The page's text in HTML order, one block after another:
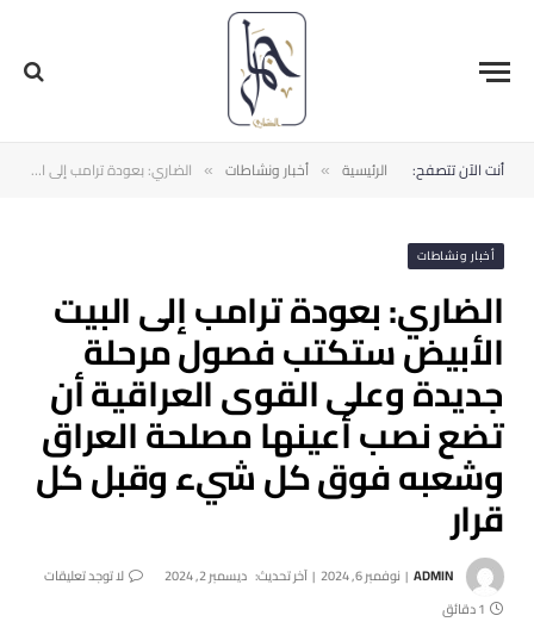
أنت الآن تتصفح: الرئيسية » أخبار ونشاطات » الضاري: بعودة ترامب إلى البيت الأبيض ستكتب فصول مرحلة جديدة وعلى القوى العراقية أن تضع نصب أعينها مصلحة العراق وشعبه فوق كل شيء وقبل كل قرار
أخبار ونشاطات
الضاري: بعودة ترامب إلى البيت
الأبيض ستكتب فصول مرحلة
جديدة وعلى القوى العراقية أن
تضع نصب أعينها مصلحة العراق
وشعبه فوق كل شيء وقبل كل
قرار
ADMIN نوفمبر 6, 2024 آخر تحديث: ديسمبر 2, 2024
لا توجد تعليقات
1 دقائق